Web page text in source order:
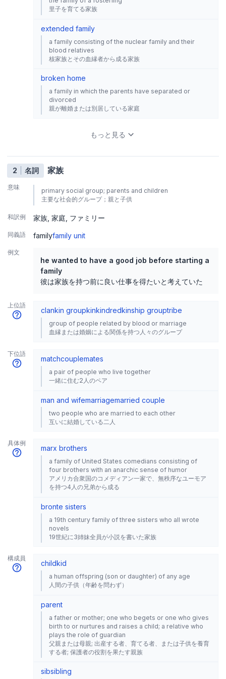
里子を育てる家族
extended family
a family consisting of the nuclear family and their
blood relatives
核家族とその血縁者から成る家族
broken home
a family in which the parents have separated or
divorced
親が離婚または別居している家庭
もっと見る
2 名詞 家族
意味
primary social group; parents and children
主要な社会的グループ；親と子供
和訳例 家族 家庭 ファミリー
同義語 familyfamily unit
例文
he wanted to have a good job before starting a
family
彼は家族を持つ前に良い仕事を得たいと考えていた
上位語
clankin groupkinkindredkinship grouptribe
group of people related by blood or marriage
血縁または婚姻による関係を持つ人々のグループ
下位語
matchcouplemates
a pair of people who live together
一緒に住む2人のペア
man and wifemarriagemarried couple
two people who are married to each other
互いに結婚している二人
具体例
marx brothers
a family of United States comedians consisting of
four brothers with an anarchic sense of humor
アメリカ合衆国のコメディアン一家で、無秩序なユーモア
を持つ4人の兄弟から成る
bronte sisters
a 19th century family of three sisters who all wrote
novels
19世紀に3姉妹全員が小説を書いた家族
構成員
childkid
a human offspring (son or daughter) of any age
人間の子供（年齢を問わず）
parent
a father or mother; one who begets or one who gives
birth to or nurtures and raises a child; a relative who
plays the role of guardian
父親または母親; 出産する者、育てる者、または子供を養育
する者; 保護者の役割を果たす親族
sibsibling